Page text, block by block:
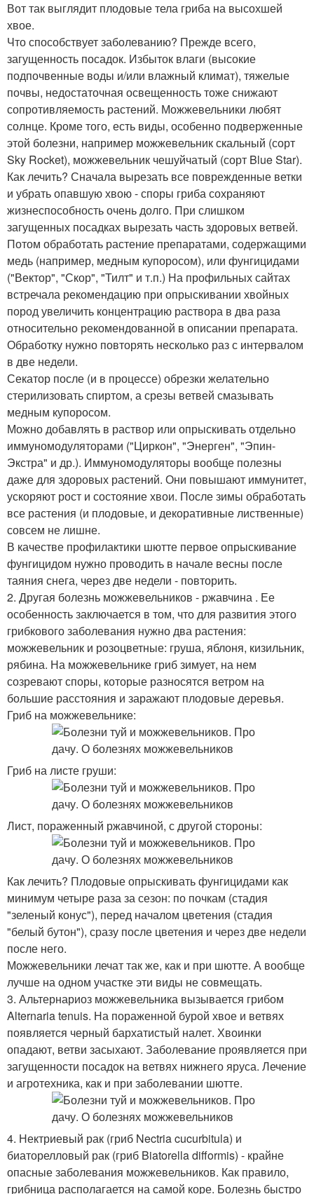
Вот так выглядит плодовые тела гриба на высохшей
хвое.
Что способствует заболеванию? Прежде всего,
загущенность посадок. Избыток влаги (высокие
подпочвенные воды и/или влажный климат), тяжелые
почвы, недостаточная освещенность тоже снижают
сопротивляемость растений. Можжевельники любят
солнце. Кроме того, есть виды, особенно подверженные
этой болезни, например можжевельник скальный (сорт
Sky Rocket), можжевельник чешуйчатый (сорт Blue Star).
Как лечить? Сначала вырезать все поврежденные ветки
и убрать опавшую хвою - споры гриба сохраняют
жизнеспособность очень долго. При слишком
загущенных посадках вырезать часть здоровых ветвей.
Потом обработать растение препаратами, содержащими
медь (например, медным купоросом), или фунгицидами
("Вектор", "Скор", "Тилт" и т.п.) На профильных сайтах
встречала рекомендацию при опрыскивании хвойных
пород увеличить концентрацию раствора в два раза
относительно рекомендованной в описании препарата.
Обработку нужно повторять несколько раз с интервалом
в две недели.
Секатор после (и в процессе) обрезки желательно
стерилизовать спиртом, а срезы ветвей смазывать
медным купоросом.
Можно добавлять в раствор или опрыскивать отдельно
иммуномодуляторами ("Циркон", "Энерген", "Эпин-
Экстра" и др.). Иммуномодуляторы вообще полезны
даже для здоровых растений. Они повышают иммунитет,
ускоряют рост и состояние хвои. После зимы обработать
все растения (и плодовые, и декоративные лиственные)
совсем не лишне.
В качестве профилактики шютте первое опрыскивание
фунгицидом нужно проводить в начале весны после
таяния снега, через две недели - повторить.
2. Другая болезнь можжевельников - ржавчина . Ее
особенность заключается в том, что для развития этого
грибкового заболевания нужно два растения:
можжевельник и розоцветные: груша, яблоня, кизильник,
рябина. На можжевельнике гриб зимует, на нем
созревают споры, которые разносятся ветром на
большие расстояния и заражают плодовые деревья.
Гриб на можжевельнике:
Гриб на листе груши:
Лист, пораженный ржавчиной, с другой стороны:
Как лечить? Плодовые опрыскивать фунгицидами как
минимум четыре раза за сезон: по почкам (стадия
"зеленый конус"), перед началом цветения (стадия
"белый бутон"), сразу после цветения и через две недели
после него.
Можжевельники лечат так же, как и при шютте. А вообще
лучше на одном участке эти виды не совмещать.
3. Альтернариоз можжевельника вызывается грибом
Alternaria tenuis. На пораженной бурой хвое и ветвях
появляется черный бархатистый налет. Хвоинки
опадают, ветви засыхают. Заболевание проявляется при
загущенности посадок на ветвях нижнего яруса. Лечение
и агротехника, как и при заболевании шютте.
4. Нектриевый рак (гриб Nectria cucurbitula) и
биаторелловый рак (гриб Biatorella difformis) - крайне
опасные заболевания можжевельников. Как правило,
грибница располагается на самой коре. Болезнь быстро